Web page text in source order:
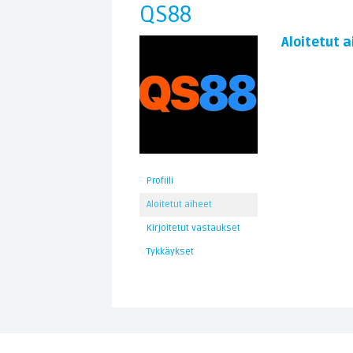
QS88
Profiili
Aloitetut aiheet
Kirjoitetut vastaukset
Tykkäykset
Aloitetut